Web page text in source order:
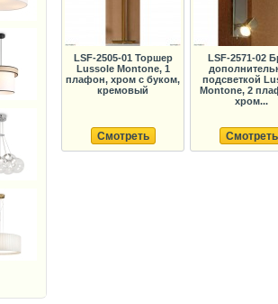
LSF-2505-01 Торшер
Lussole Montone, 1
плафон, хром с буком,
кремовый
Смотреть
LSF-2571-02
подсветкой
Montone, 2
хром...
Смотреть